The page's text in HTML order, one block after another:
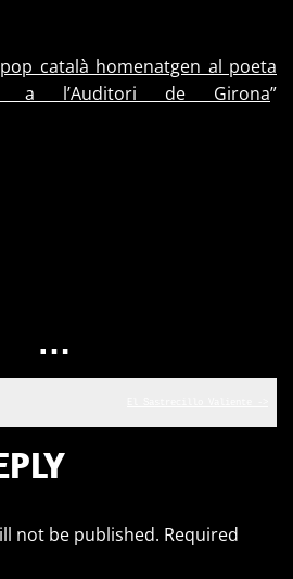
català homenatgen al poeta
a l’Auditori de Girona”
…
not be published. Required